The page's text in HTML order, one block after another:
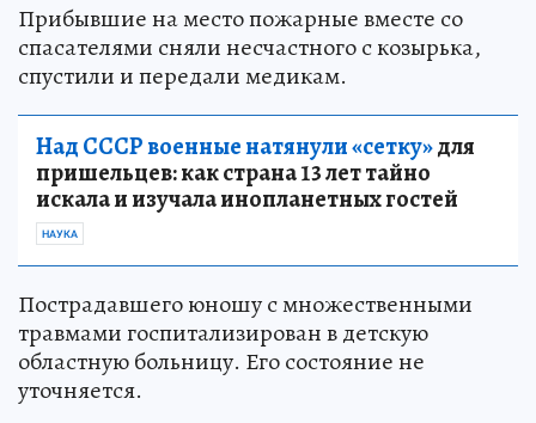
Прибывшие на место пожарные вместе со
спасателями сняли несчастного с козырька,
спустили и передали медикам.
Над СССР военные натянули «сетку»для
пришельцев: как страна 13 лет тайно
искала и изучала инопланетных гостей
НАУКА
Пострадавшего юношу с множественными
травмами госпитализирован в детскую
областную больницу. Его состояние не
уточняется.